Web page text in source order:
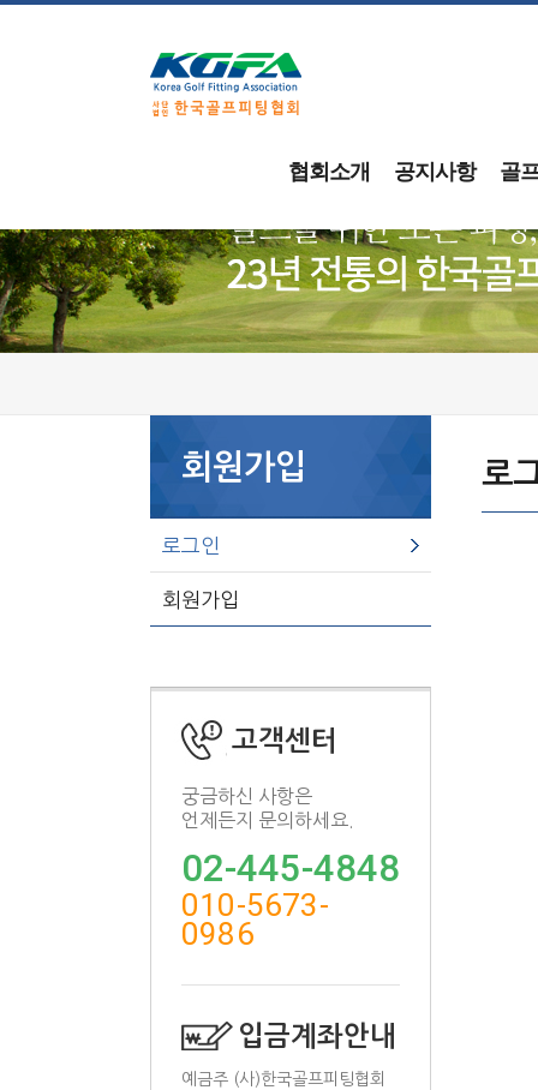
협회소개 공지사항 골
회원가입
로그인
회원가입
고객센터
궁금하신 사항은
언제든지 문의하세요.
02-445-4848
010-5673-
0986
입금계좌안내
예금주 (사)한국골프피팅협회
로